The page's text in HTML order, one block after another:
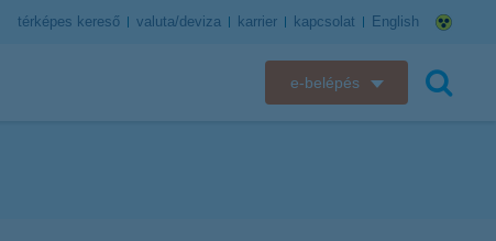
térképes kereső valuta/deviza karrier kapcsolat English
e-belépés